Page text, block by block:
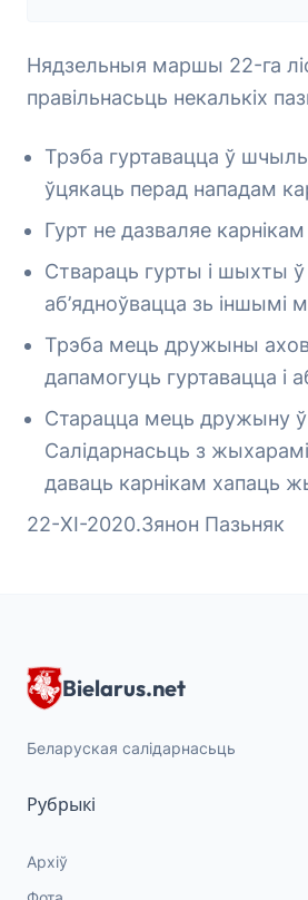
Нядзельныя маршы 22-га
правільнасьць некалькіх
Трэба гуртавацца ў
ўцякаць перад нападам
Гурт не дазваляе
Ствараць гурты і шыхты ў
аб’ядноўвацца зь іншымі
Трэба мець дружыны
дапамогуць гуртавацца і
Старацца мець дружыну
Салідарнасьць з
даваць карнікам хапаць
22-ХІ-2020.Зянон Пазьняк
Bielarus.net
Беларуская салідарнасьць
Рубрыкі
Архіў